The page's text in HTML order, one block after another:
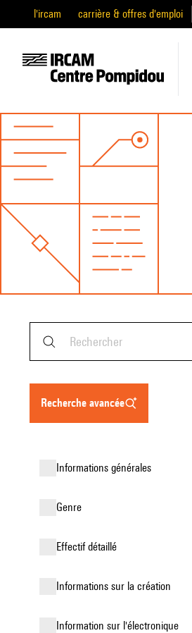
l'ircam carrière & offres d'emploi
recherche avancée
informations générales
genre
effectif détaillé
informations sur la création
Information sur l'électronique